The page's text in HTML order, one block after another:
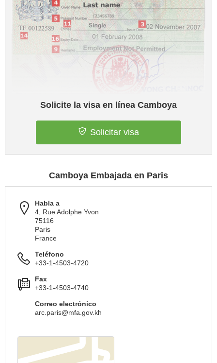
Solicite la visa en línea Camboya
Solicitar visa
Camboya Embajada en Paris
Habla a
4, Rue Adolphe Yvon
75116
Paris
France
Teléfono
+33-1-4503-4720
Fax
+33-1-4503-4740
Correo electrónico
arc.paris@mfa.gov.kh